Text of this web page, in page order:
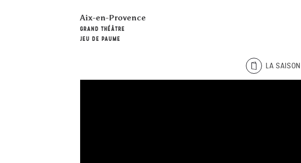
Aix-en-Provence
GRAND THÉÂTRE
JEU DE PAUME
LA SAISON